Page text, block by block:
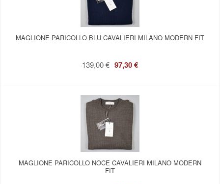
MAGLIONE PARICOLLO BLU CAVALIERI MILANO MODERN FIT
139,00 € 97,30 €
MAGLIONE PARICOLLO NOCE CAVALIERI MILANO MODERN
FIT